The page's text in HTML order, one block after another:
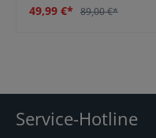
49,99 €* 89,00 €*
Service-Hotline